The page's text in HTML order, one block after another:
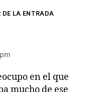
DE LA ENTRADA
en el que